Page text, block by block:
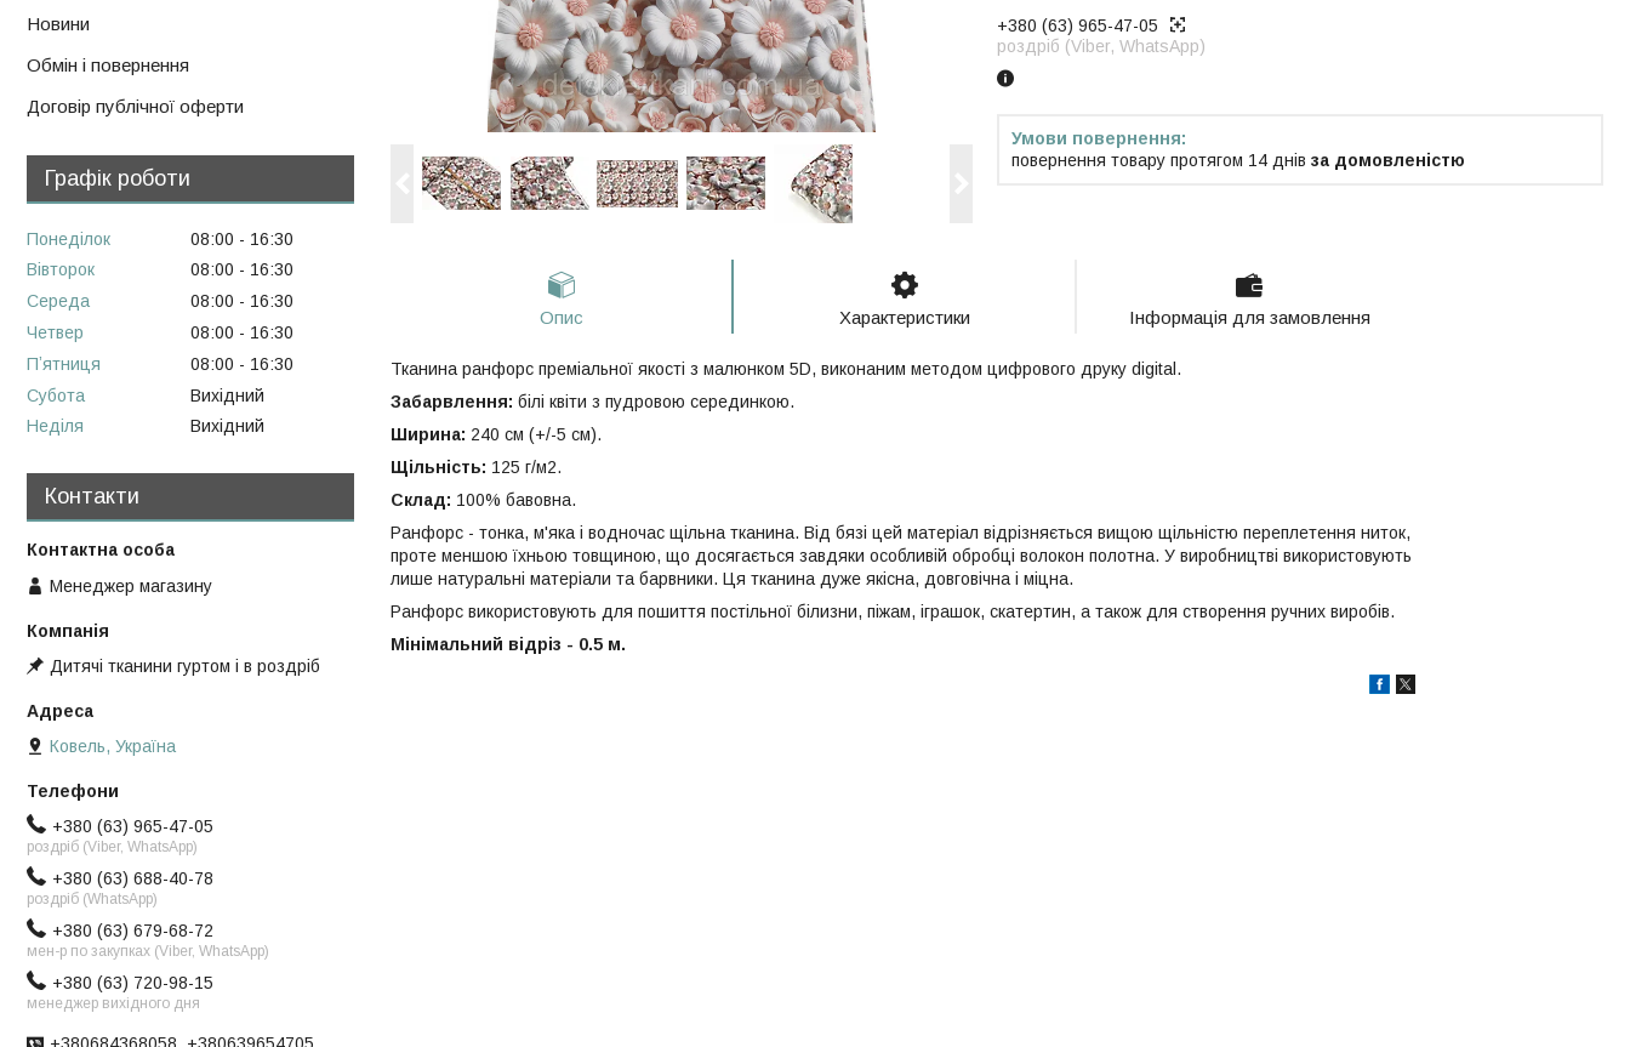
+380 (63) 965-47-05
роздріб (Viber, WhatsApp)
повернення товару протягом 14 днів за домовленістю
Опис Характеристики Інформація для замовлення
Тканина ранфорс преміальної якості з малюнком 5D, виконаним методом цифрового друку digital.
Забарвлення: білі квіти з пудровою серединкою.
Ширина: 240 см (+/-5 см).
Щільність: 125 г/м2.
Склад: 100% бавовна.
Ранфорс - тонка, м'яка і водночас щільна тканина. Від бязі цей матеріал відрізняється вищою щільністю переплетення ниток,
проте меншою їхньою товщиною, що досягається завдяки особливій обробці волокон полотна. У виробництві використовують
лише натуральні матеріали та барвники. Ця тканина дуже якісна, довговічна і міцна.
Ранфорс використовують для пошиття постільної білизни, піжам, іграшок, скатертин, а також для створення ручних виробів.
Мінімальний відріз - 0.5 м.
Новини
Обмін і повернення
Договір публічної оферти
Графік роботи
Понеділок 08:00
16:30
Вівторок
08:00
16:30
Середа
08:00
16:30
Четвер
08:00
16:30
Пʼятниця
08:00
16:30
Субота
Вихідний
Неділя
Вихідний
Контакти
Менеджер магазину
Дитячі тканини гуртом і в роздріб
Ковель, Україна
+380 (63) 965-47-05
роздріб (Viber, WhatsApp)
+380 (63) 688-40-78
роздріб (WhatsApp)
+380 (63) 679-68-72
мен-р по закупках (Viber, WhatsApp)
+380 (63) 720-98-15
менеджер вихідного дня